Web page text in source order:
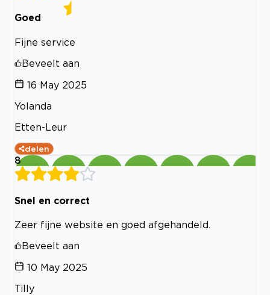
Goed
Fijne service
Beveelt aan
16 May 2025
Yolanda
Etten-Leur
delen
8
Snel en correct
Zeer fijne website en goed afgehandeld.
Beveelt aan
10 May 2025
Tilly